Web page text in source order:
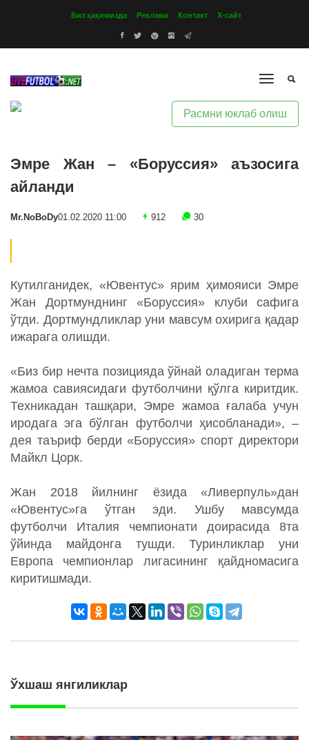
Биз ҳақимизда Реклама Контакт Х-сайт
Расмни юклаб олиш
Эмре Жан – «Боруссия» аъзосига
айланди
Mr.NoBoDy01.02.2020 11:00 912 30
Кутилганидек, «Ювентус» ярим ҳимояиси Эмре
Жан Дортмунднинг «Боруссия» клуби сафига
ўтди. Дортмундликлар уни мавсум охирига қадар
ижарага олишди.
«Биз бир нечта позицияда ўйнай оладиган терма
жамоа савиясидаги футболчини қўлга киритдик.
Техникадан ташқари, Эмре жамоа ғалаба учун
иродага эга бўлган футболчи ҳисобланади», –
дея таъриф берди «Боруссия» спорт директори
Майкл Цорк.
Жан 2018 йилнинг ёзида «Ливерпуль»дан
«Ювентус»га ўтган эди. Ушбу мавсумда
футболчи Италия чемпионати доирасида 8та
ўйинда майдонга тушди. Туринликлар уни
Европа чемпионлар лигасининг қайдномасига
киритишмади.
Ўхшаш янгиликлар